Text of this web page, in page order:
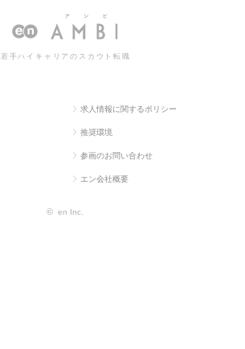
企画系 職・求人情報一覧
若手ハイキャリアのスカウト転職
求人情報に関するポリシー
推奨環境
参画のお問い合わせ
エン会社概要
© en Inc.